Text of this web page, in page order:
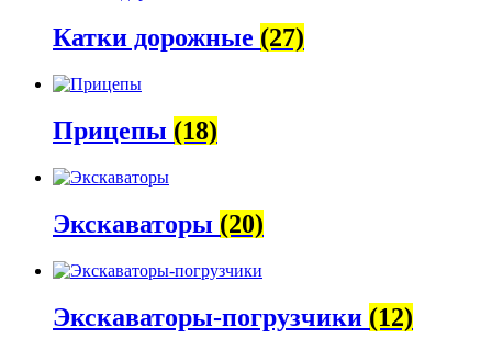
Катки дорожные (27)
Прицепы (18)
Экскаваторы (20)
Экскаваторы-погрузчики (12)